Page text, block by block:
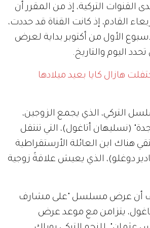
التركية، إذ من المقرر أن
القادم، إذ كانت القناة قد حددت،
الأول من أكتوبر بداية لعرض
اليوم والتاريخ.
هازال كايا بعيد ميلادها
التركي، الذي يجمع الزوجين،
(نسليهان أتاغول)، التي تنتقل
هناك ابن العائلة الأرستقراطية
دوغلو)، الذي يعيش علاقةً زوجية
أن عرض مسلسل "على مشارف
يتزامن مع موعد عرض